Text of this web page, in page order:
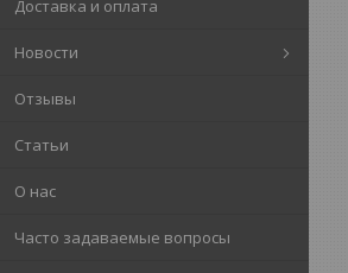
Доставка и оплата
Новости
Отзывы
Статьи
О нас
Часто задаваемые вопросы